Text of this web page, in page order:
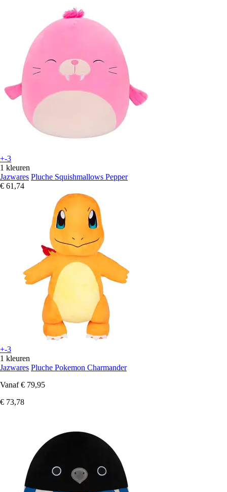
+-3
1 kleuren
Jazwares Pluche Squishmallows Pepper
€ 61,74
+-3
1 kleuren
Jazwares Pluche Pokemon Charmander
Vanaf € 79,95
€ 73,78